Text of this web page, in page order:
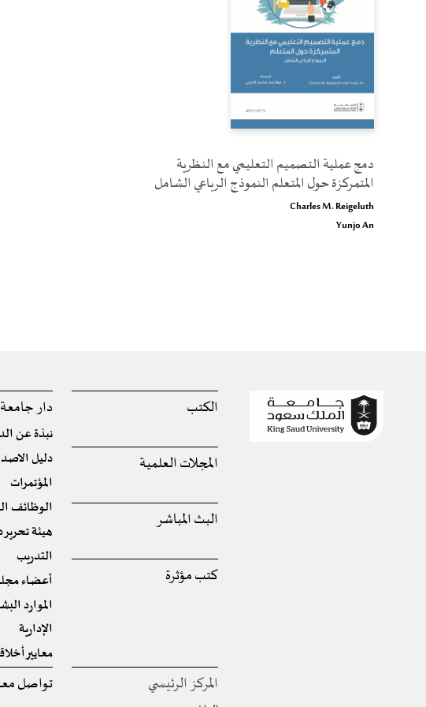
دمج عملية التصميم التعليمي مع النظرية
المتمركزة حول المتعلم النموذج الرباعي الشامل
Charles M. Reigeluth
Yunjo An
الكتب
المجلات العلمية
البث المباشر
كتب مؤثرة
دار
نبذة عن
دليل
المؤتمرات
الوظائف
هيئة تحرير
التدريب
أعضاء
الموارد
الإدارية
معايير
المركز الرئيسي تواصل